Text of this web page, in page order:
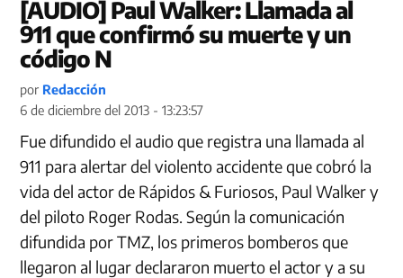
[AUDIO] Paul Walker: Llamada al
911 que confirmó su muerte y un
código N
por Redacción
6 de diciembre del 2013 - 13:23:57
Fue difundido el audio que registra una llamada al
911 para alertar del violento accidente que cobró la
vida del actor de Rápidos & Furiosos, Paul Walker y
del piloto Roger Rodas. Según la comunicación
difundida por TMZ, los primeros bomberos que
llegaron al lugar declararon muerto el actor y a su